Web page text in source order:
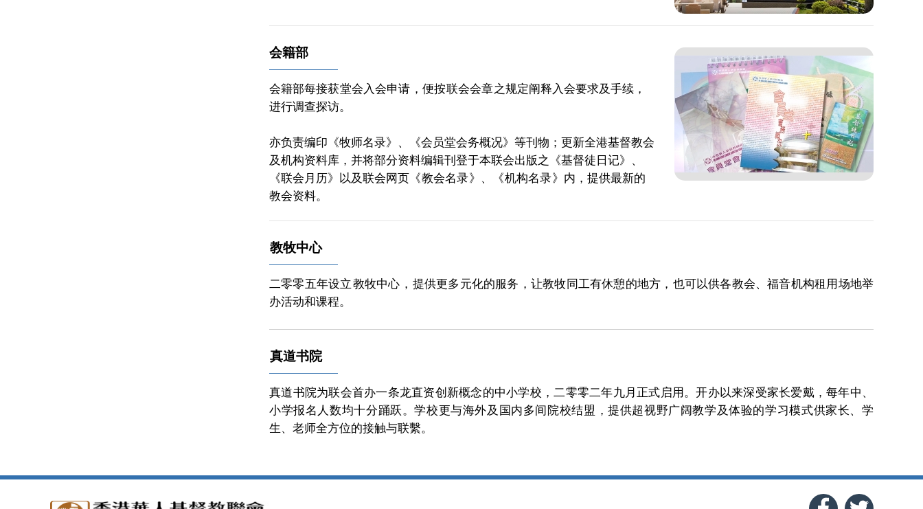
会籍部
会籍部每接获堂会入会申请 ，便按联会会章之规定阐释入会要求及手续，
进行调查探访。
亦负责编印《牧师名录》、《会员堂会务概况》等刊物；更新全港基督教会
及机构资料库，并将部分资料编辑刊登于本联会出版之《基督徒日记》、
《联会月历》以及联会网页《教会名录》、《机构名录》内，提供最新的
教会资料。
教牧中心
二零零五年设立教牧中心 ， 提供更多元化的服务， 让教牧同工有休憩的地方，也可以供各教会、福音机构租用场地举
办活动和课程。
真道书院
真道书院为联会首办一条龙直资创新概念的中小学校，二零零二年九月正式启用。开办以来深受家长爱戴，每年中、
小学报名人数均十分踊跃。学校更与海外及国内多间院校结盟，提供超视野广阔教学及体验的学习模式供家长、学
生、老师全方位的接触与联繫。